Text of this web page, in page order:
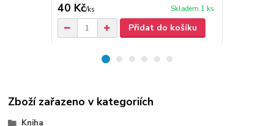
40 Kč/ks Skladem 1 ks
Přidat do košíku
Zboží zařazeno v kategoriích
Kniha